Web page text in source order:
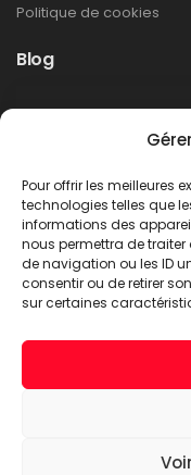
Pour offrir les meilleures
technologies telles que
informations des
nous permettra de
de navigation ou les ID
consentir ou de retirer
sur certaines
Politique de cookies
Blog
Non classé
LIRE PLUS